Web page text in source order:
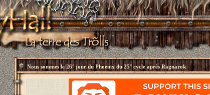
Nous sommes le26° jour du Phoenix du 25° cycle après Ragnarok